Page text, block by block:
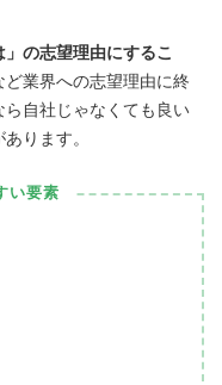
」の志望理由にするこ
業界への志望理由に終
ら自社じゃなくても良い
ります。
い要素